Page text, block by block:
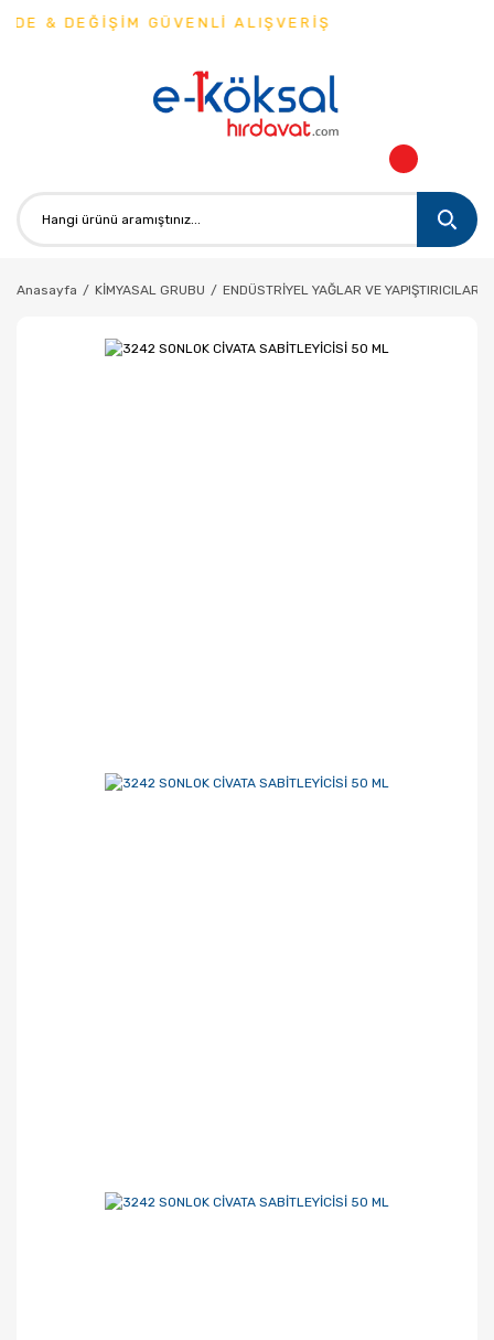
& DEĞİŞİM GÜVENLİ ALIŞVERİŞ
Anasayfa KİMYASAL GRUBU ENDÜSTRİYEL YAĞLAR VE YAPIŞTIRICILAR